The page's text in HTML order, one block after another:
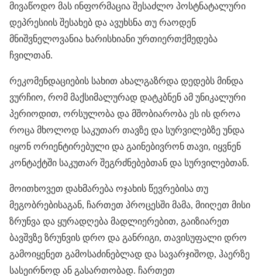
მივაწოდო მას ინფორმაცია შესაძლო პოსტნატალური
დეპრესიის შესახებ და ავუხსნა თუ რაოდენ
მნიშვნელოვანია ხარისხიანი ურთიერთქმედება
ჩვილთან.
რეკომენდაციების სახით ახალგაზრდა დედებს მინდა
ვურჩიო, რომ მაქსიმალურად დატკბნენ ამ უნიკალური
პერიოდით, ორსულობა და მშობიარობა ეს ის დროა
როცა მხოლოდ საკუთარ თავზე და სურვილებზე უნდა
იყონ ორიენტირებული და გაინებივრონ თავი, იყვნენ
კონტაქტში საკუთარ შეგრძნებებთან და სურვილებთან.
მოითხოვეთ დახმარება ოჯახის წევრებისა თუ
მეგობრებისაგან, ჩართეთ პროცესში მამა, მიიღეთ მისი
ზრუნვა და ყურადღება მადლიერებით, გაიზიარეთ
ბავშვზე ზრუნვის დრო და განრიგი, თავისუფალი დრო
გამოიყენეთ გამოსაძინებლად და სავარჯიშოდ, ჰაერზე
სასეირნოდ ან გასართობად. ჩართეთ